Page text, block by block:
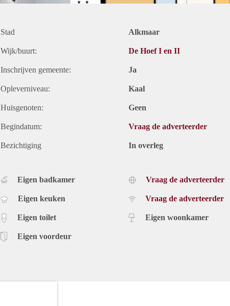
Stad Alkmaar
Wijk/buurt: De Hoef I en II
Inschrijven gemeente: Ja
Opleverniveau: Kaal
Huisgenoten: Geen
Begindatum: Vraag de adverteerder
Bezichtiging In overleg
Eigen badkamer
Eigen keuken
Eigen toilet
Eigen voordeur
Vraag de adverteerder
Vraag de adverteerder
Eigen woonkamer